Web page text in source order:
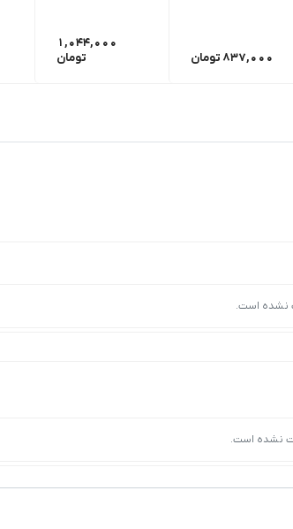
837,000 تومان
1,044,000
تومان
نشده است.
نشده است.